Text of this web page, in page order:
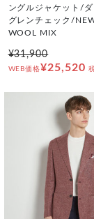
ングルジャケット/
グレンチェック/
WOOL MIX
¥31,900
WEB価格¥25,520